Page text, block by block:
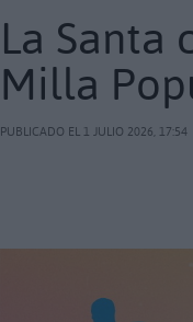
La Santa
Milla
PUBLICADO EL 1 JULIO 2026, 17:54